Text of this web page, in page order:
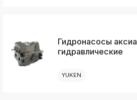
Гидронасосы
гидравлические
YUKEN